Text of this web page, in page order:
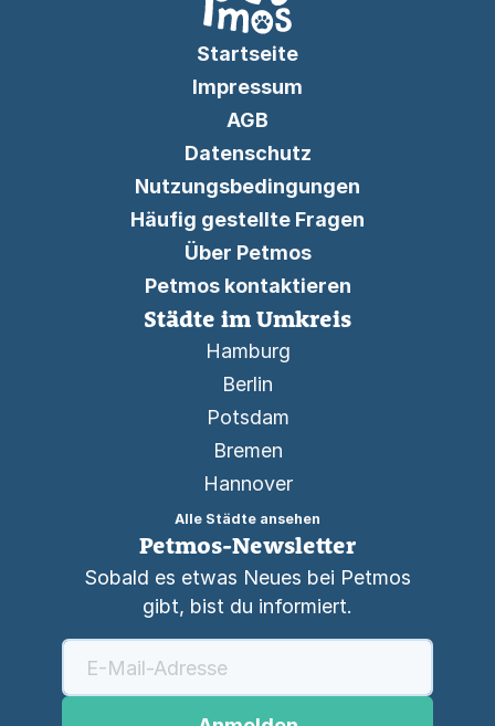
Startseite
Impressum
AGB
Datenschutz
Nutzungsbedingungen
Häufig gestellte Fragen
Über Petmos
Petmos kontaktieren
Städte im Umkreis
Hamburg
Berlin
Potsdam
Bremen
Hannover
Alle Städte ansehen
Petmos-Newsletter
Sobald es etwas Neues bei Petmos
gibt, bist du informiert.